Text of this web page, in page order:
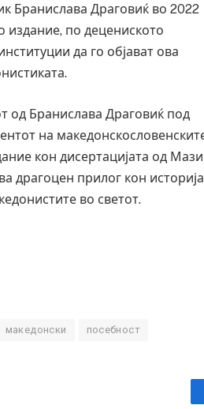
Бранислава Драговиќ во 2022
издание, по децениското
да го објават ова
од Бранислава Драговиќ под
на
кон дисертацијата од
драгоцен прилог кон
во светот.
македонски посебност